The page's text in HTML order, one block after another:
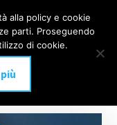
Menu
alla policy e cookie
parti. Proseguendo
di cookie.